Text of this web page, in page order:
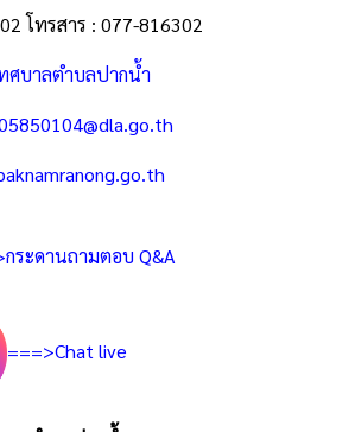
โทรสาร : 077-816302
ศบาลตำบลปากน้ำ
ระดานถามตอบ Q&A
===>Chat live